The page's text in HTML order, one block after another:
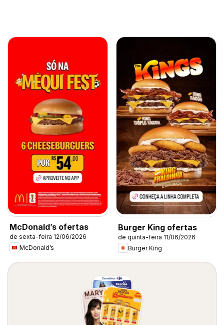
McDonald’s ofertas
de sexta-feira 12/06/2026
McDonald’s
Burger King ofertas
de quinta-feira 11/06/2026
Burger King